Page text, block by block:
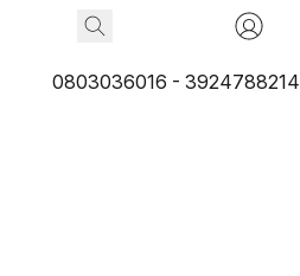
0803036016 - 3924788214